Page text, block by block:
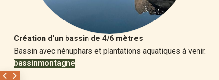
Création d'un bassin de 4/6 mètres
Bassin avec nénuphars et plantations aquatiques à venir.
bassinmontagne